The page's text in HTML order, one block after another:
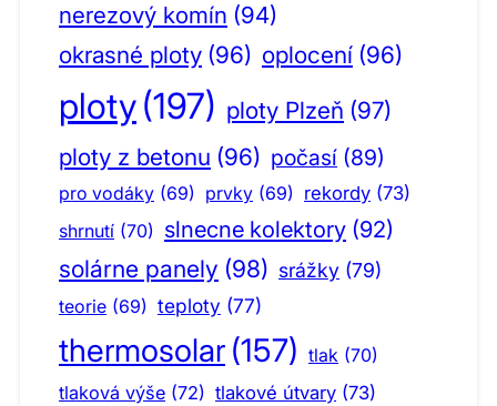
nerezový komín (94)
okrasné ploty (96) oplocení (96)
ploty(197) ploty Plzeň (97)
ploty z betonu (96) počasí (89)
pro vodáky (69) prvky (69) rekordy (73)
shrnutí (70) slnecne kolektory (92)
solárne panely (98) srážky (79)
teorie (69) teploty (77)
thermosolar (157) tlak (70)
tlaková výše (72) tlakové útvary (73)